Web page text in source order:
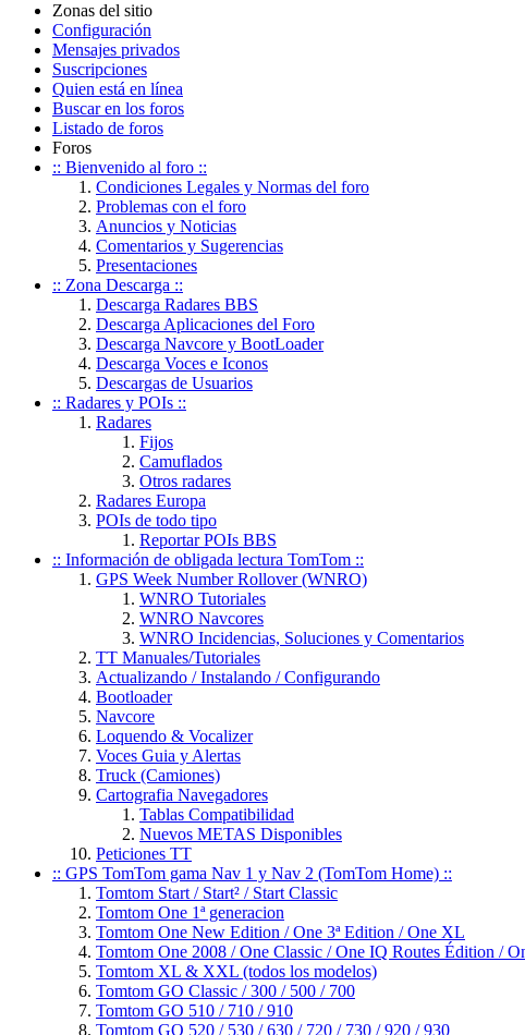
Zonas del sitio
Configuración
Mensajes privados
Suscripciones
Quien está en línea
Buscar en los foros
Listado de foros
Foros
:: Bienvenido al foro ::
Condiciones Legales y Normas del foro
Problemas con el foro
Anuncios y Noticias
Comentarios y Sugerencias
Presentaciones
:: Zona Descarga ::
Descarga Radares BBS
Descarga Aplicaciones del Foro
Descarga Navcore y BootLoader
Descarga Voces e Iconos
Descargas de Usuarios
:: Radares y POIs ::
Radares
Fijos
Camuflados
Otros radares
Radares Europa
POIs de todo tipo
Reportar POIs BBS
:: Información de obligada lectura TomTom ::
GPS Week Number Rollover (WNRO)
WNRO Tutoriales
WNRO Navcores
WNRO Incidencias, Soluciones y Comentarios
TT Manuales/Tutoriales
Actualizando / Instalando / Configurando
Bootloader
Navcore
Loquendo & Vocalizer
Voces Guia y Alertas
Truck (Camiones)
Cartografia Navegadores
Tablas Compatibilidad
Nuevos METAS Disponibles
Peticiones TT
:: GPS TomTom gama Nav 1 y Nav 2 (TomTom Home) ::
Tomtom Start / Start² / Start Classic
Tomtom One 1ª generacion
Tomtom One New Edition / One 3ª Edition / One XL
Tomtom One 2008 / One Classic / One IQ Routes Édition /
Tomtom XL & XXL (todos los modelos)
Tomtom GO Classic / 300 / 500 / 700
Tomtom GO 510 / 710 / 910
Tomtom GO 520 / 530 / 630 / 720 / 730 / 920 / 930